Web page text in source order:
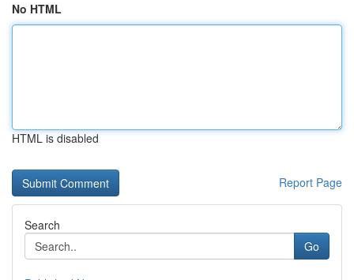
No HTML
HTML is disabled
Report Page
Search
Go